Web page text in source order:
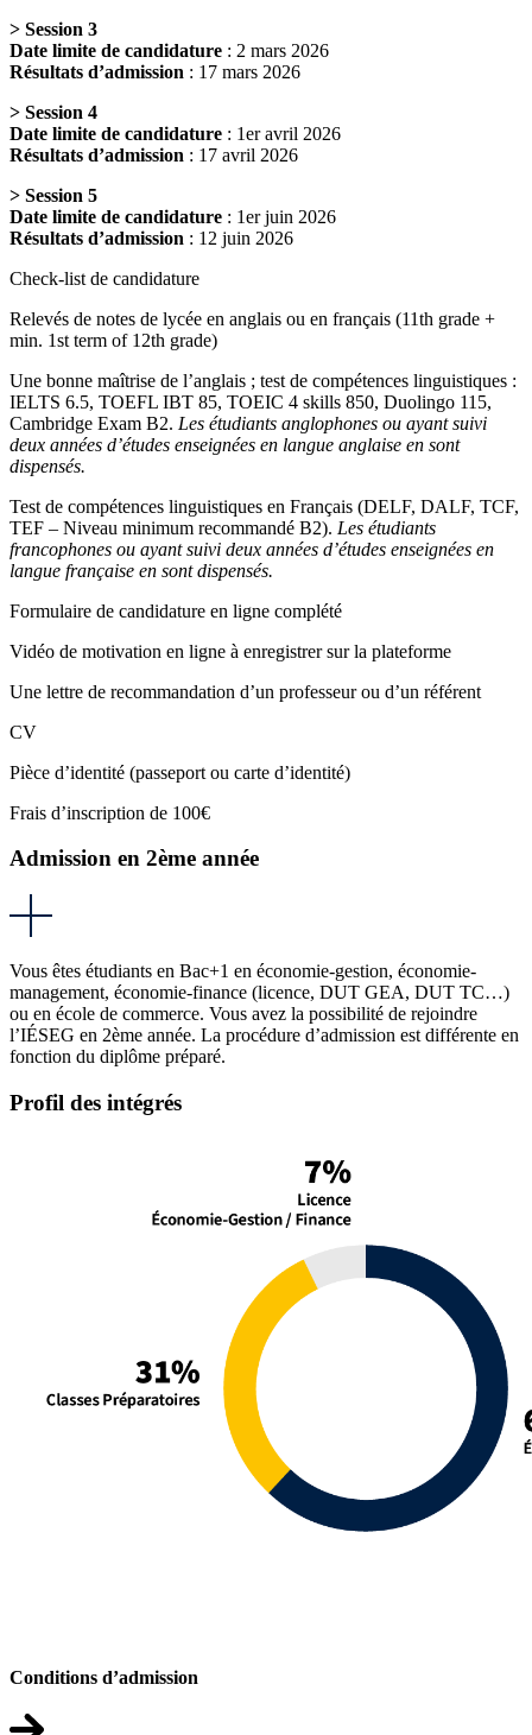
> Session 3
Date limite de candidature : 2 mars 2026
Résultats d’admission : 17 mars 2026
> Session 4
Date limite de candidature : 1er avril 2026
Résultats d’admission : 17 avril 2026
> Session 5
Date limite de candidature : 1er juin 2026
Résultats d’admission : 12 juin 2026
Check-list de candidature
Relevés de notes de lycée en anglais ou en français (11th grade +
min. 1st term of 12th grade)
Une bonne maîtrise de l’anglais ; test de compétences linguistiques :
IELTS 6.5, TOEFL IBT 85, TOEIC 4 skills 850, Duolingo 115,
Cambridge Exam B2. Les étudiants anglophones ou ayant suivi
deux années d’études enseignées en langue anglaise en sont
dispensés.
Test de compétences linguistiques en Français (DELF, DALF, TCF,
TEF – Niveau minimum recommandé B2). Les étudiants
francophones ou ayant suivi deux années d’études enseignées en
langue française en sont dispensés.
Formulaire de candidature en ligne complété
Vidéo de motivation en ligne à enregistrer sur la plateforme
Une lettre de recommandation d’un professeur ou d’un référent
CV
Pièce d’identité (passeport ou carte d’identité)
Frais d’inscription de 100€
Admission en 2ème année
Vous êtes étudiants en Bac+1 en économie-gestion, économie-
management, économie-finance (licence, DUT GEA, DUT TC…)
ou en école de commerce. Vous avez la possibilité de rejoindre
l’IÉSEG en 2ème année. La procédure d’admission est différente en
fonction du diplôme préparé.
Profil des intégrés
Conditions d’admission